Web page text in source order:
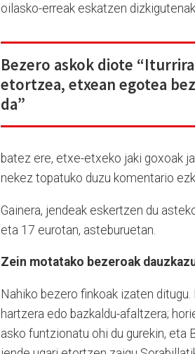
oilasko-erreak eskatzen
Bezero askok diote “Iturrira
etortzea, etxean egotea
da”
batez ere, etxe-etxeko jaki goxoak
nekez topatuko duzu komentario
Gainera, jendeak eskertzen du
eta 17 eurotan, asteburuetan.
Zein motatako bezeroak
Nahiko bezero finkoak izaten
hartzera edo bazkaldu-afaltzera;
asko funtzionatu ohi du gurekin, eta